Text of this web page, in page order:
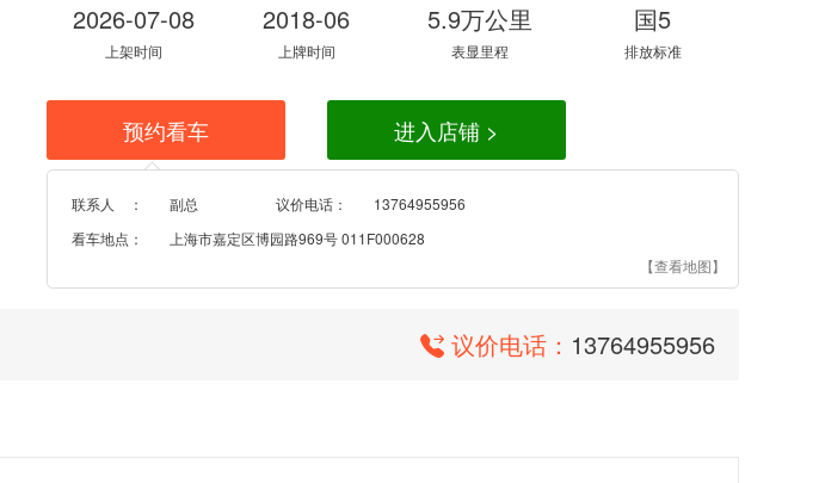
2026-07-08
上架时间
2018-06
上牌时间
5.9万公里
表显里程
国5
排放标准
预约看车 进入店铺 >
联系人 ： 副总 议价电话：
13764955956
看车地点：
上海市嘉定区博园路969号 011F000628
【查看地图】
议价电话： 13764955956